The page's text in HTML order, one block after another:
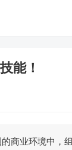
能！
商业环境中，